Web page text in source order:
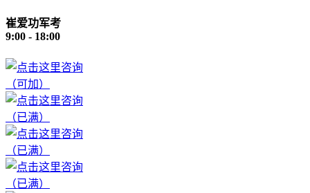
崔爱功军考
9:00 - 18:00
（可加）
（已满）
（已满）
（已满）